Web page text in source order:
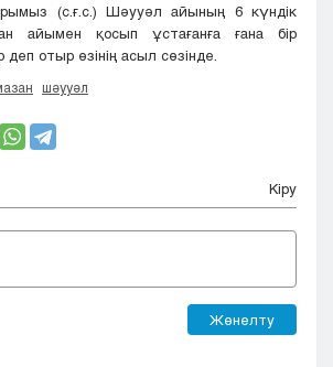
(с.ғ.с.) Шәууәл айының 6 күндік
айымен қосып ұстағанға ғана бір
отыр өзінің асыл сөзінде.
шәууәл
Кіру
Жөнелту